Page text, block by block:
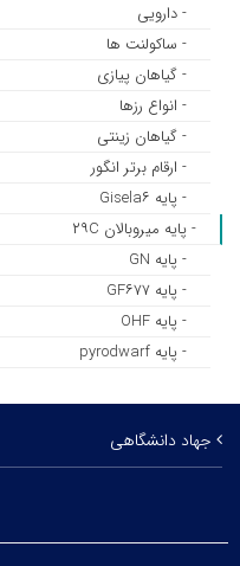
- دارویی
- ساکولنت ها
- گیاهان پیازی
- انواع رزها
- گیاهان زینتی
- ارقام برتر انگور
- پایه Gisela۶
- پایه میروبالان ۲۹C
- پایه GN
- پایه GF۶۷۷
- پایه OHF
- پایه pyrodwarf
جهاد دانشگاهی